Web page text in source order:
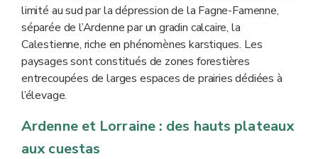
limité au sud par la dépression de la Fagne-Famenne,
séparée de l’Ardenne par un gradin calcaire, la
Calestienne, riche en phénomènes karstiques. Les
paysages sont constitués de zones forestières
entrecoupées de larges espaces de prairies dédiées à
l’élevage.
Ardenne et Lorraine : des hauts plateaux
aux cuestas